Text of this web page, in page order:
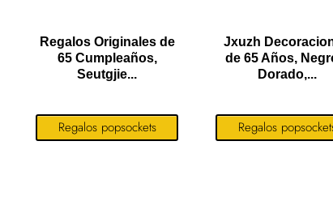
Regalos Originales de
65 Cumpleaños,
Seutgjie...
Regalos popsockets
Jxuzh
de 65 Años,
Dorado,...
Regalos